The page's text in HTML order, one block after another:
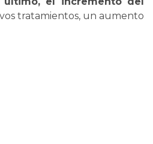
tratamientos, un aumento